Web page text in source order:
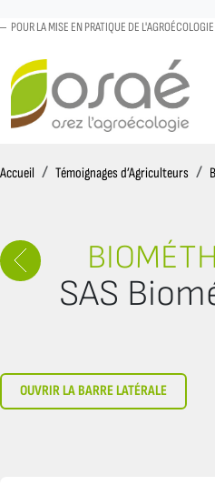
POUR LA MISE EN PRATIQUE DE L'AGROÉCOLOGIE
Accueil AccueilTémoignages d’Agriculteurs
SAS
OUVRIR LA BARRE LATÉRALE